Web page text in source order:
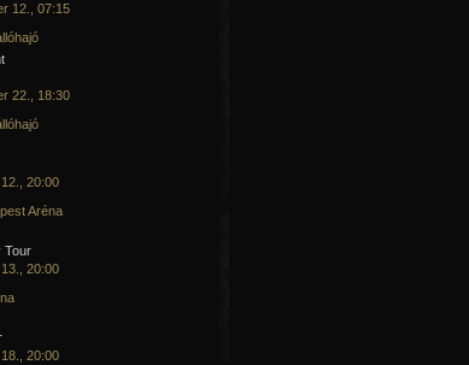
12., 07:15
22., 18:30
20:00
Aréna
Tour
20:00
20:00